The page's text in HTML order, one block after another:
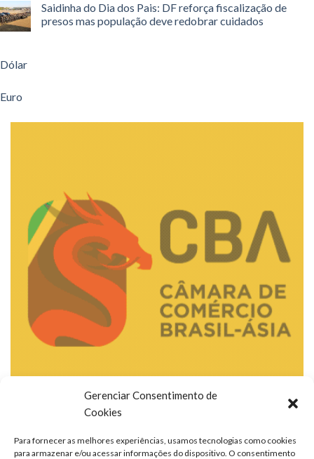
Gerenciar Consentimento de
Cookies
Para fornecer as melhores experiências, usamos tecnologias como cookies
para armazenar e/ou acessar informações do dispositivo. O consentimento
Saidinha do Dia dos Pais: DF reforça fiscalização de
presos mas população deve redobrar cuidados
Dólar
Euro